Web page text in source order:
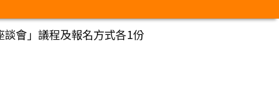
會」議程及報名方式各1份